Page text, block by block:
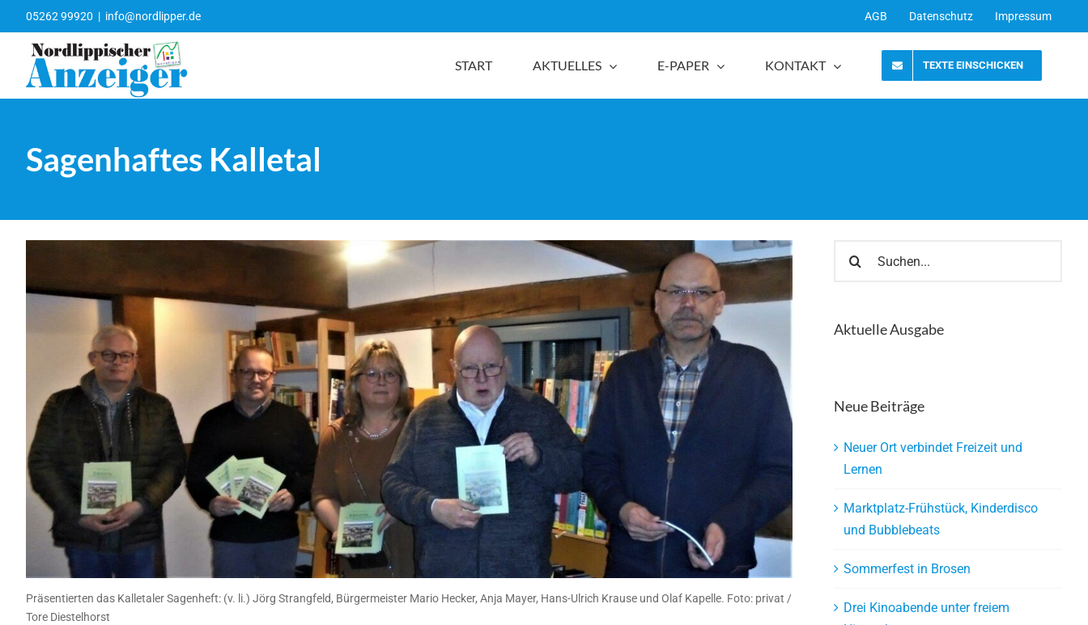
Inhalt
springen
05262 99920 | info@nordlipper.de AGB Datenschutz Impressum
START AKTUELLES E-PAPER KONTAKT TEXTE EINSCHICKEN
Sagenhaftes Kalletal
Präsentierten das Kalletaler Sagenheft: (v. li.) Jörg Strangfeld, Bürgermeister Mario Hecker, Anja Mayer, Hans-Ulrich Krause und Olaf Kapelle. Foto: privat /
Tore Diestelhorst
nach:
Aktuelle Ausgabe
Neue Beiträge
Neuer Ort verbindet Freizeit und
Lernen
Marktplatz-Frühstück, Kinderdisco
und Bubblebeats
Sommerfest in Brosen
Drei Kinoabende unter freiem